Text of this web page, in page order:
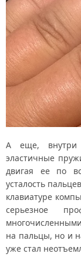
А еще, внутри
эластичные
двигая ее по
усталость
клавиатуре
серьезное
на пальцы, но и
уже стал